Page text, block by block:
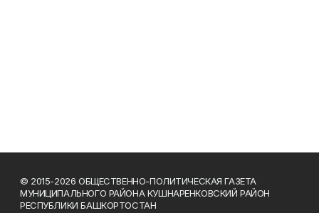
© 2015-2026 ОБЩЕСТВЕННО-ПОЛИТИЧЕСКАЯ ГАЗЕТА
МУНИЦИПАЛЬНОГО РАЙОНА КУШНАРЕНКОВСКИЙ РАЙОН
РЕСПУБЛИКИ БАШКОРТОСТАН